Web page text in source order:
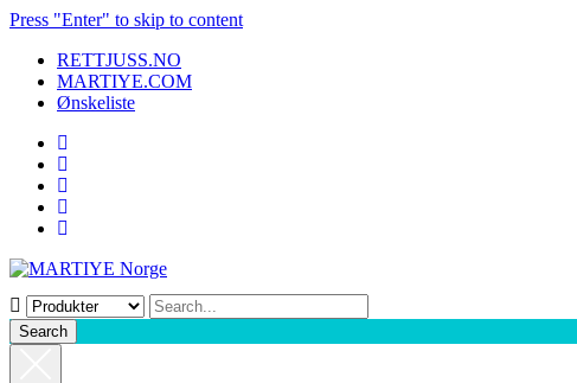
Press "Enter" to skip to content
RETTJUSS.NO
MARTIYE.COM
Ønskeliste
Search